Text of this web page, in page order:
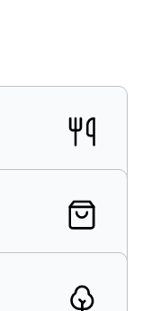
分佈於集英
，轉角就有驚
定！